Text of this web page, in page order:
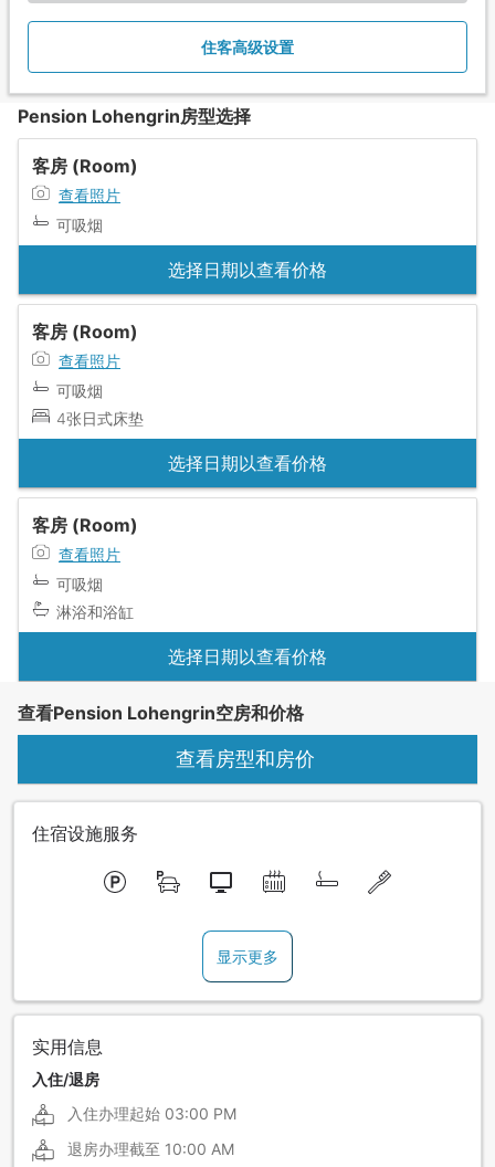
住客高级设置
Pension Lohengrin房型选择
客房 (Room)
查看照片
可吸烟
选择日期以查看价格
客房 (Room)
查看照片
可吸烟
4张日式床垫
选择日期以查看价格
客房 (Room)
查看照片
可吸烟
淋浴和浴缸
选择日期以查看价格
查看Pension Lohengrin空房和价格
查看房型和房价
住宿设施服务
显示更多
实用信息
入住/退房
入住办理起始 03:00 PM
退房办理截至 10:00 AM